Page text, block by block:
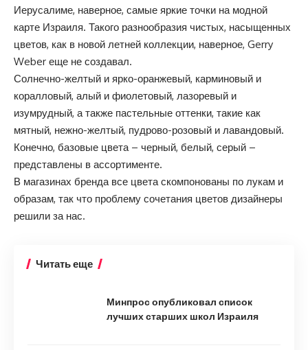
Иерусалиме, наверное, самые яркие точки на модной
карте Израиля. Такого разнообразия чистых, насыщенных
цветов, как в новой летней коллекции, наверное, Gerry
Weber еще не создавал.
Солнечно-желтый и ярко-оранжевый, карминовый и
коралловый, алый и фиолетовый, лазоревый и
изумрудный, а также пастельные оттенки, такие как
мятный, нежно-желтый, пудрово-розовый и лавандовый.
Конечно, базовые цвета – черный, белый, серый –
представлены в ассортименте.
В магазинах бренда все цвета скомпонованы по лукам и
образам, так что проблему сочетания цветов дизайнеры
решили за нас.
Читать еще
Минпрос опубликовал список
лучших старших школ Израиля